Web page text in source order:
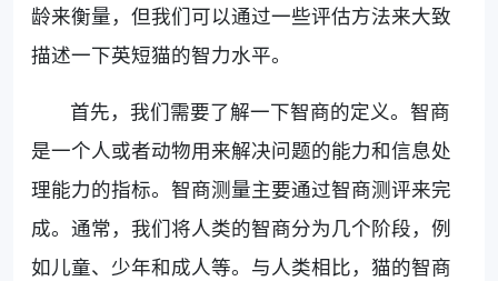
龄来衡量，但我们可以通过一些评估方法来大致
描述一下英短猫的智力水平。
首先，我们需要了解一下智商的定义。智商
是一个人或者动物用来解决问题的能力和信息处
理能力的指标。智商测量主要通过智商测评来完
成。通常，我们将人类的智商分为几个阶段，例
如儿童、少年和成人等。与人类相比，猫的智商